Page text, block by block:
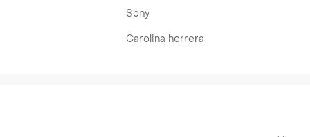
Sony
Carolina herrera